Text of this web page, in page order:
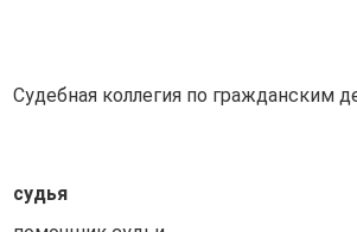
Судебная коллегия по гражданским
судья